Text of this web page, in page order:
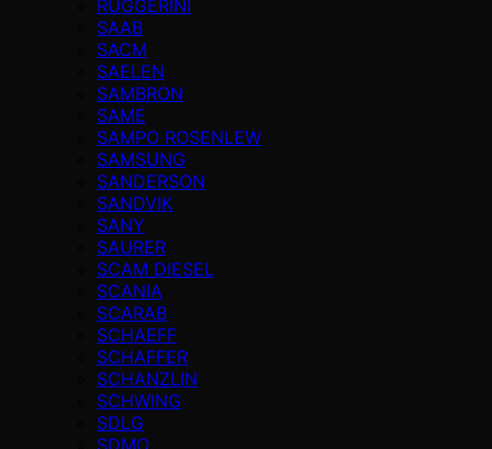
RUGGERINI
SAAB
SACM
SAELEN
SAMBRON
SAME
SAMPO ROSENLEW
SAMSUNG
SANDERSON
SANDVIK
SANY
SAURER
SCAM DIESEL
SCANIA
SCARAB
SCHAEFF
SCHAFFER
SCHANZLIN
SCHWING
SDLG
SDMO